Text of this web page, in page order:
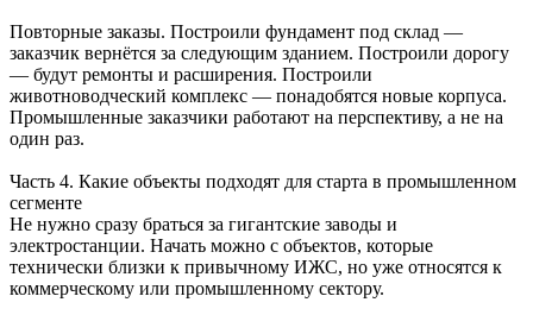
Повторные заказы. Построили фундамент под склад —
заказчик вернётся за следующим зданием. Построили дорогу
— будут ремонты и расширения. Построили
животноводческий комплекс — понадобятся новые корпуса.
Промышленные заказчики работают на перспективу, а не на
один раз.
Часть 4. Какие объекты подходят для старта в промышленном
сегменте
Не нужно сразу браться за гигантские заводы и
электростанции. Начать можно с объектов, которые
технически близки к привычному ИЖС, но уже относятся к
коммерческому или промышленному сектору.